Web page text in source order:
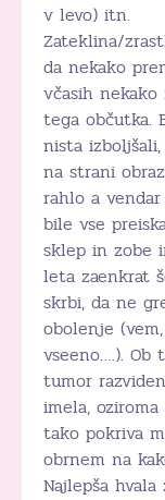
v levo) itn.
Zateklina/
da nekako
včasih nekako
tega občutka.
nista
na strani
rahlo a
bile vse
sklep in zobe
leta zaenkrat
skrbi, da ne
obolenje
vseeno….). Ob
tumor
imela,
tako pokriva
obrnem na
Najlepša